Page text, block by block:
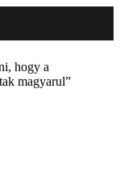
hogy a
magyarul”